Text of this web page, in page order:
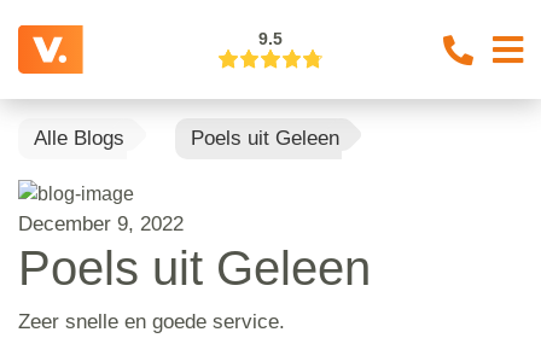
9.5
Alle Blogs Poels uit Geleen
December 9, 2022
Poels uit Geleen
Zeer snelle en goede service.